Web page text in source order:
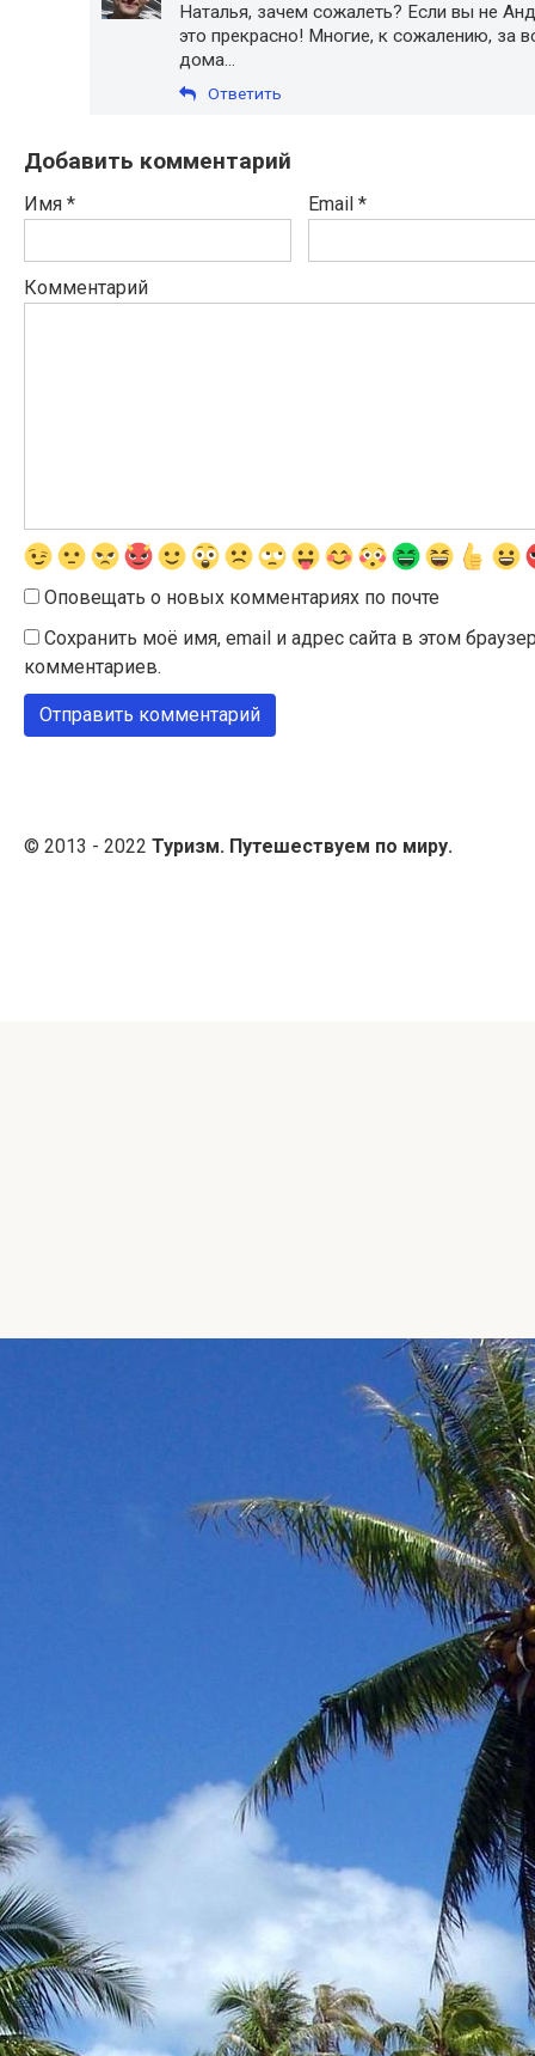
Наталья, зачем сожалеть? Если вы не
это прекрасно! Многие, к сожалению, за
дома...
Ответить
Добавить комментарий
Имя * Email *
Комментарий
Оповещать о новых комментариях по почте
Сохранить моё имя, email и адрес сайта в этом
комментариев.
© 2013 - 2022 Туризм. Путешествуем по миру.